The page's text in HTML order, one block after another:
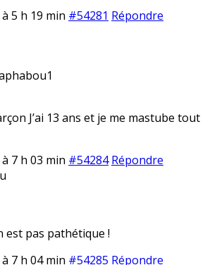
5 h 19 min #54281 Répondre
J’ai 13 ans et je me mastube tout
7 h 03 min #54284 Répondre
est pas pathétique !
7 h 04 min #54285 Répondre